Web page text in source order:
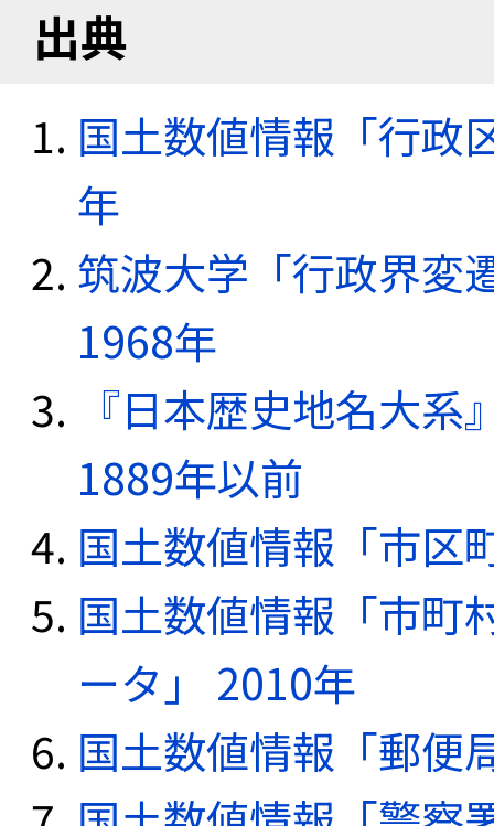
出典
国土数値情報「行政
年
筑波大学「行政界変
1968年
『日本歴史地名大
1889年以前
国土数値情報「市区
国土数値情報「市町
ータ」 2010年
国土数値情報「郵便